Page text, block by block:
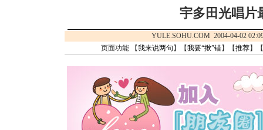
宇多田光唱片
YULE.SOHU.COM 2004-04-02
页面功能 【我来说两句 】【我要“揪”错】【推荐】